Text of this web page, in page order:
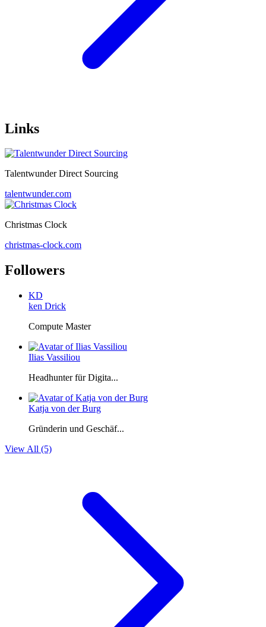
Links
Talentwunder Direct Sourcing
talentwunder.com
Christmas Clock
christmas-clock.com
Followers
KD
ken Drick
Compute Master
Ilias Vassiliou
Headhunter für Digita...
Katja von der Burg
Gründerin und Geschäf...
View All (5)